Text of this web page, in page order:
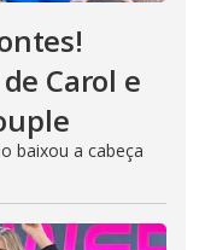
Carol e
baixou a cabeça